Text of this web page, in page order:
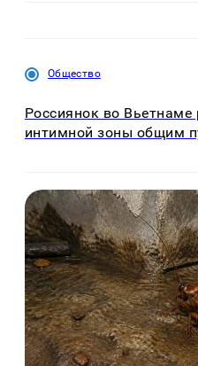
Общество
Россиянок во Вьетнаме
интимной зоны общим